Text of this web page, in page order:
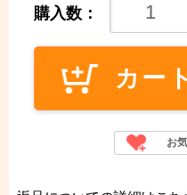
購入数：